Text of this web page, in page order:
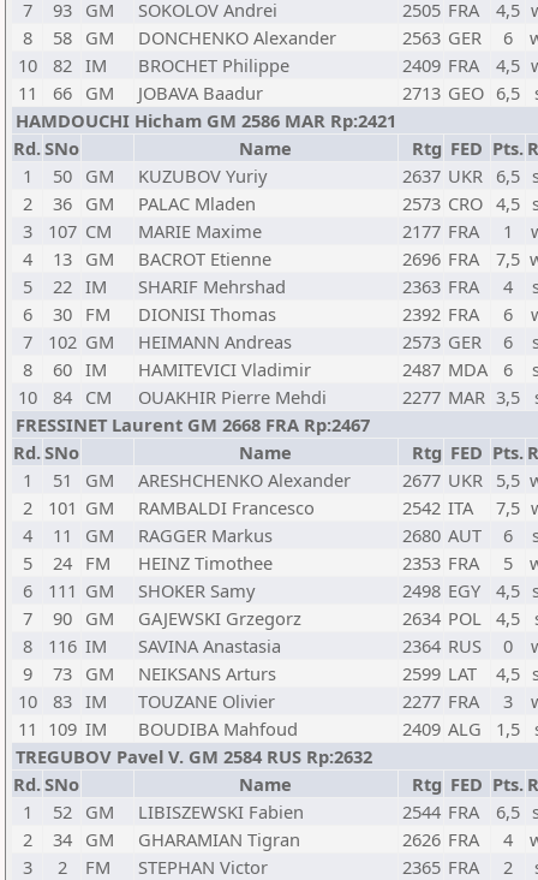
7
93 GM SOKOLOV Andrei 2505 FRA 4,5
8
58 GM DONCHENKO Alexander 2563 GER 6
10
82 IM BROCHET Philippe 2409 FRA 4,5
11
66 GM JOBAVA Baadur 2713 GEO 6,5
HAMDOUCHI Hicham GM 2586 MAR Rp:2421
Rd.SNo Name Rtg FED Pts.
1
50 GM KUZUBOV Yuriy 2637 UKR 6,5
2
36 GM PALAC Mladen 2573 CRO 4,5
3
107 CM MARIE Maxime 2177 FRA 1
4
13 GM BACROT Etienne 2696 FRA 7,5
5
22 IM SHARIF Mehrshad 2363 FRA 4
6
30 FM DIONISI Thomas 2392 FRA 6
7
102 GM HEIMANN Andreas 2573 GER 6
8
60 IM HAMITEVICI Vladimir 2487 MDA 6
10
84 CM OUAKHIR Pierre Mehdi 2277 MAR 3,5
FRESSINET Laurent GM 2668 FRA Rp:2467
Rd.SNo Name Rtg FED Pts.
1
51 GM ARESHCHENKO Alexander 2677 UKR 5,5
2
101 GM RAMBALDI Francesco 2542 ITA 7,5
4
11 GM RAGGER Markus 2680 AUT 6
5
24 FM HEINZ Timothee 2353 FRA 5
6
111 GM SHOKER Samy 2498 EGY 4,5
7
90 GM GAJEWSKI Grzegorz 2634 POL 4,5
8
116 IM SAVINA Anastasia 2364 RUS 0
9
73 GM NEIKSANS Arturs 2599 LAT 4,5
10
83 IM TOUZANE Olivier 2277 FRA 3
11 109 IM BOUDIBA Mahfoud 2409 ALG 1,5
TREGUBOV Pavel V. GM 2584 RUS Rp:2632
Rd.SNo Name Rtg FED Pts.
1
52 GM LIBISZEWSKI Fabien 2544 FRA 6,5
2
34 GM GHARAMIAN Tigran 2626 FRA 4
3
2 FM STEPHAN Victor 2365 FRA 2